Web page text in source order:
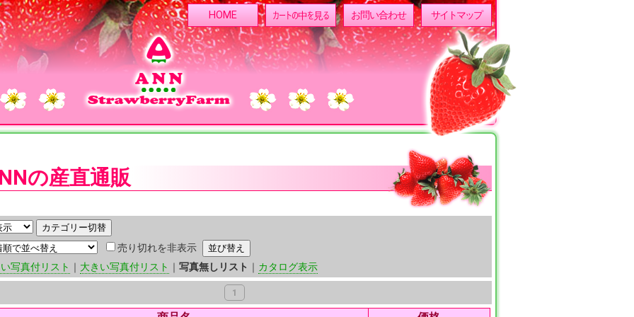
HOME カートの中を見る お問い合わせ サイトマップ
の産直通販
売り切れを非表示
写真付リスト ｜ 大きい写真付リスト ｜ 写真無しリスト ｜ カタログ表示
1